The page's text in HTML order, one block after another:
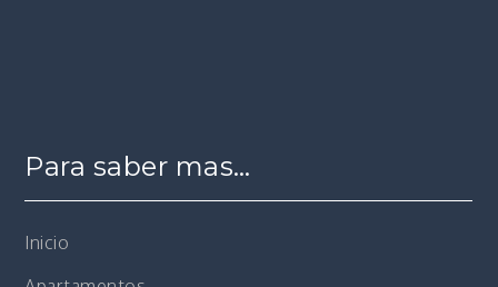
Para saber mas…
Inicio